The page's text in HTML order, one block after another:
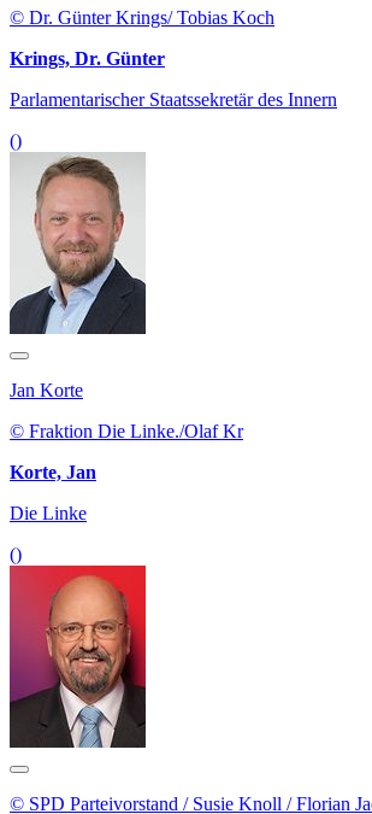
© Dr. Günter Krings/ Tobias Koch
Krings, Dr. Günter
Parlamentarischer Staatssekretär des Innern
()
Jan Korte
© Fraktion Die Linke./Olaf Kr
Korte, Jan
Die Linke
()
© SPD Parteivorstand / Susie Knoll / Florian